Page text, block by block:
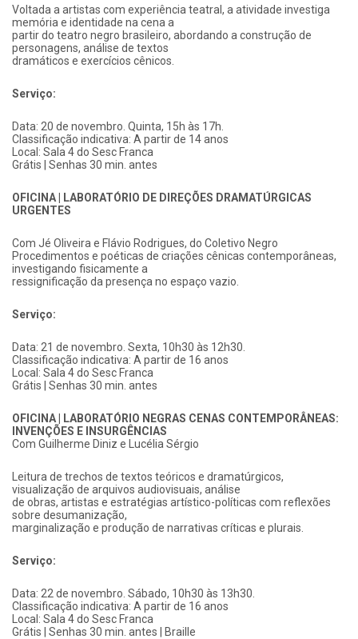
Voltada a artistas com experiência teatral, a atividade investiga
memória e identidade na cena a
partir do teatro negro brasileiro, abordando a construção de
personagens, análise de textos
dramáticos e exercícios cênicos.
Serviço:
Data: 20 de novembro. Quinta, 15h às 17h.
Classificação indicativa: A partir de 14 anos
Local: Sala 4 do Sesc Franca
Grátis | Senhas 30 min. antes
OFICINA | LABORATÓRIO DE DIREÇÕES DRAMATÚRGICAS
URGENTES
Com Jé Oliveira e Flávio Rodrigues, do Coletivo Negro
Procedimentos e poéticas de criações cênicas contemporâneas,
investigando fisicamente a
ressignificação da presença no espaço vazio.
Serviço:
Data: 21 de novembro. Sexta, 10h30 às 12h30.
Classificação indicativa: A partir de 16 anos
Local: Sala 4 do Sesc Franca
Grátis | Senhas 30 min. antes
OFICINA | LABORATÓRIO NEGRAS CENAS CONTEMPORÂNEAS:
INVENÇÕES E INSURGÊNCIAS
Com Guilherme Diniz e Lucélia Sérgio
Leitura de trechos de textos teóricos e dramatúrgicos,
visualização de arquivos audiovisuais, análise
de obras, artistas e estratégias artístico-políticas com reflexões
sobre desumanização,
marginalização e produção de narrativas críticas e plurais.
Serviço:
Data: 22 de novembro. Sábado, 10h30 às 13h30.
Classificação indicativa: A partir de 16 anos
Local: Sala 4 do Sesc Franca
Grátis | Senhas 30 min. antes | Braille